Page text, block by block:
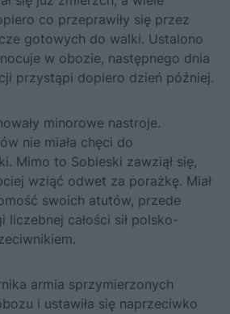
co przeprawiły się przez
gotowych do walki. Ustalono
w obozie, następnego dnia
przystąpi dopiero dzień później.
minorowe nastroje.
nie miała chęci do
Mimo to Sobieski zawziął się,
wziąć odwet za porażkę. Miał
swoich atutów, przede
liczebnej całości sił polsko-
armia sprzymierzonych
i ustawiła się naprzeciwko